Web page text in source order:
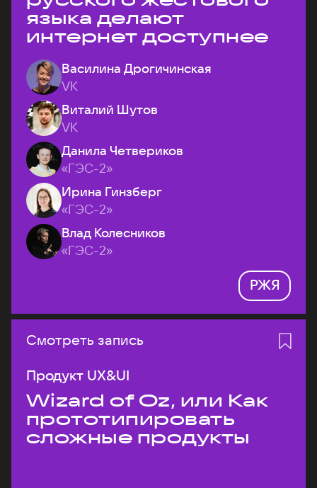
языка делают
интернет доступнее
Василина Дрогичинская
VK
Виталий Шутов
VK
Данила Четвериков
«ГЭС-2»
Ирина Гинзберг
«ГЭС-2»
Влад Колесников
«ГЭС-2»
РЖЯ
Смотреть запись
Продукт UX&UI
Wizard of Oz, или Как
прототипировать
сложные продукты